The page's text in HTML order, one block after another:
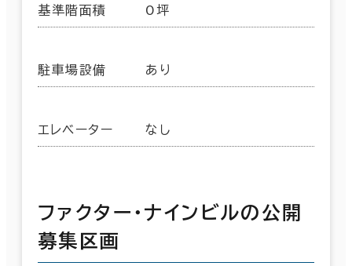
基準階面積 0坪
駐車場設備 あり
エレベーター なし
ファクター・ナインビルの公開
募集区画